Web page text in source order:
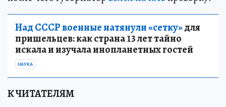
Над СССР военные натянули «сетку»для
пришельцев: как страна 13 лет тайно
искала и изучала инопланетных гостей
НАУКА
К ЧИТАТЕЛЯМ